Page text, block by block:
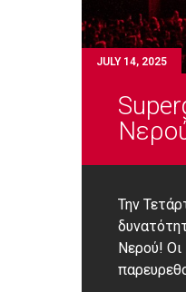
JULY 14, 2025
Την
Νερού! Οι